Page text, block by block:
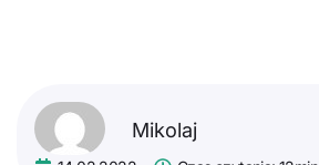
Mikolaj